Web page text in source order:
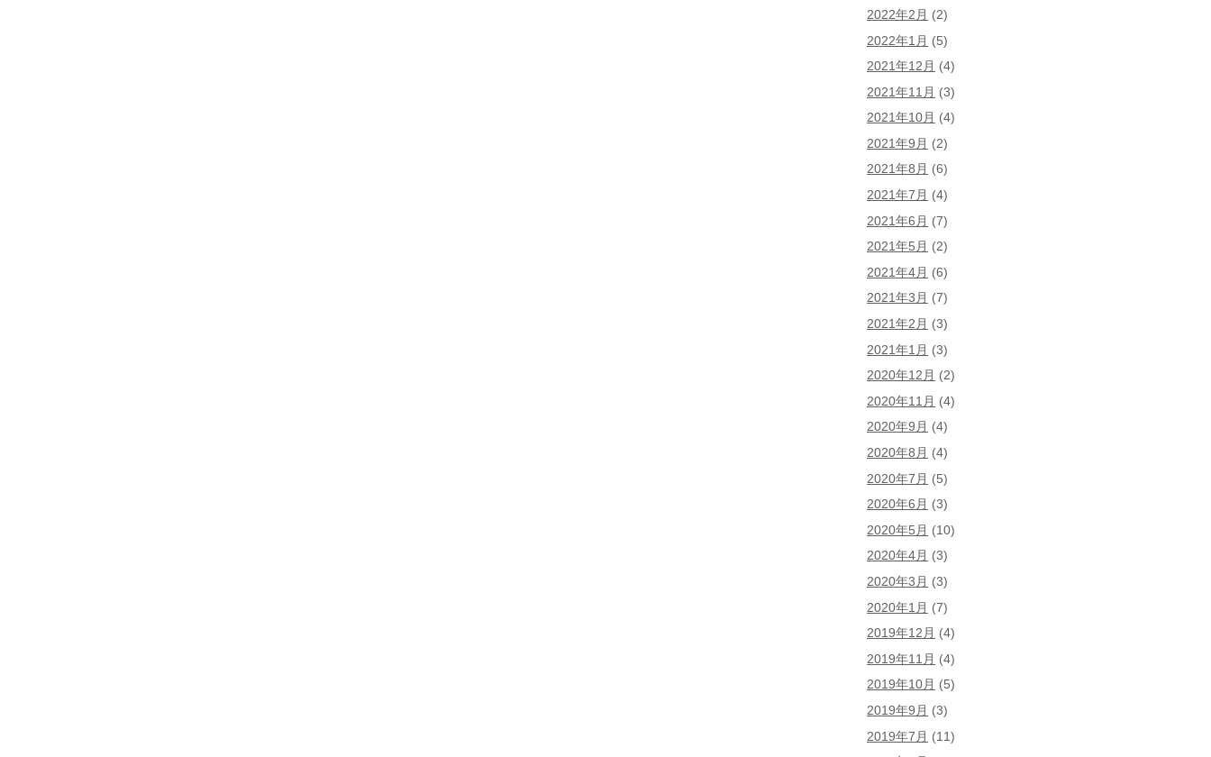
2022年2月 (2)
2022年1月 (5)
2021年12月 (4)
2021年11月 (3)
2021年10月 (4)
2021年9月 (2)
2021年8月 (6)
2021年7月 (4)
2021年6月 (7)
2021年5月 (2)
2021年4月 (6)
2021年3月 (7)
2021年2月 (3)
2021年1月 (3)
2020年12月 (2)
2020年11月 (4)
2020年9月 (4)
2020年8月 (4)
2020年7月 (5)
2020年6月 (3)
2020年5月 (10)
2020年4月 (3)
2020年3月 (3)
2020年1月 (7)
2019年12月 (4)
2019年11月 (4)
2019年10月 (5)
2019年9月 (3)
2019年7月 (11)